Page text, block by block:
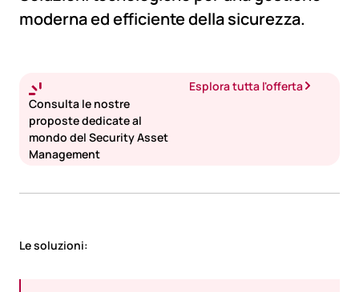
moderna ed efficiente della sicurezza.
Consulta le nostre
proposte dedicate al
mondo del Security Asset
Management
Esplora tutta l'offerta
Le soluzioni: